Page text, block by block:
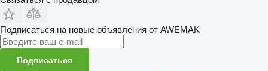
Подписаться на новые объявления от AWEMAK
Подписаться